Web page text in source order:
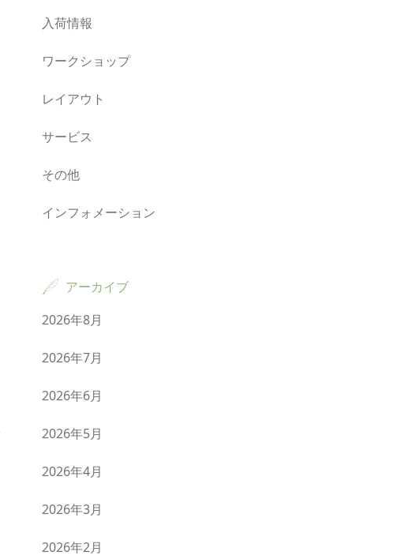
入荷情報
ワークショップ
レイアウト
サービス
その他
インフォメーション
アーカイブ
2026年8月
2026年7月
2026年6月
2026年5月
2026年4月
2026年3月
2026年2月